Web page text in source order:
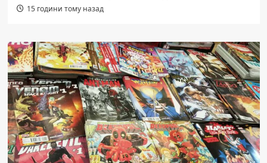
15 години тому назад